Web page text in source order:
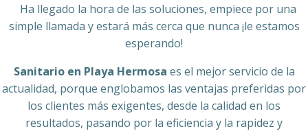
Ha llegado la hora de las soluciones, empiece por una
simple llamada y estará más cerca que nunca ¡le estamos
esperando!
Sanitario en Playa Hermosa es el mejor servicio de la
actualidad, porque englobamos las ventajas preferidas por
los clientes más exigentes, desde la calidad en los
resultados, pasando por la eficiencia y la rapidez y